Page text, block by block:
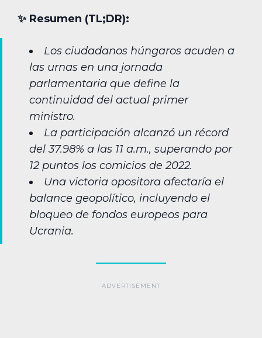
✨︎ Resumen (TL;DR):
Los ciudadanos húngaros acuden a
las urnas en una jornada
parlamentaria que define la
continuidad del actual primer
ministro.
La participación alcanzó un récord
del 37.98% a las 11 a.m., superando por
12 puntos los comicios de 2022.
Una victoria opositora afectaría el
balance geopolítico, incluyendo el
bloqueo de fondos europeos para
Ucrania.